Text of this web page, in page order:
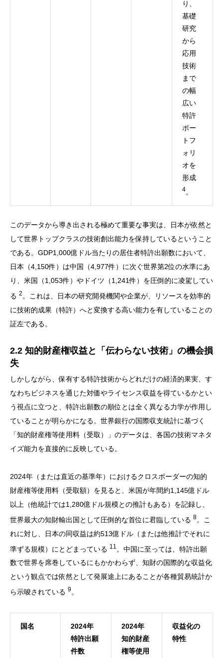
り、
基礎
研究
から
応用
技術
まで
の幅
広い
特許
ポー
トフ
ォリ
オを
形成
4。
このデータから導き出される極めて重要な事実は、日本が依然と
して世界トップクラスの技術創出能力を保持しているということ
である。GDP1,000億ドル当たりの居住者特許出願数において、
日本（4,150件）は中国（4,977件）に次ぐ世界第2位の水準にあ
り、米国（1,053件）やドイツ（1,241件）を圧倒的に凌駕してい
る 2 。これは、日本の研究開発機関や企業が、リソースを効率的
に技術的成果（特許）へと変換する高い能力を有していることの
証左である。
2.2 知的財産権収益と「伝わらない技術」の機会損
失
しかしながら、保有する特許技術からどれだけの経済的果実、す
なわちビジネスを通じた対価やライセンス収益を得ているかとい
う視点に立つと、特許出願数の順位とは全く異なる力学が作用し
ていることが明らかになる。世界銀行の国際収支統計に基づく
「知的財産権等使用料（受取）」のデータは、各国の技術マネタ
イズ能力を直接的に反映している。
2024年（または直近の基準年）におけるクロスボーダーの知的
財産権等使用料（受取額）を見ると、米国が年間約1,145億ドル
以上（他統計では1,280億ドル規模との推計もある）を記録し、
世界最大の知財輸出国として圧倒的な首位に君臨している 8。こ
れに対し、日本の同収益は約513億ドル（または他推計でそれに
準ずる規模）にとどまっている 11 。中国に至っては、特許出願
数で世界を席巻しているにもかかわらず、知財の国際的な収益化
という観点では依然として発展途上にあることが各種貿易統計か
ら示唆されている 9。
国名
2024年
特許出願
件数
2024年
知的財産
権等使用
収益化の
特性